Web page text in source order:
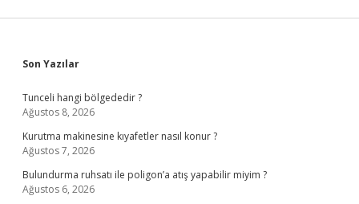
Sidebar
Son Yazılar
Tunceli hangi bölgededir ?
Ağustos 8, 2026
Kurutma makinesine kıyafetler nasıl konur ?
Ağustos 7, 2026
Bulundurma ruhsatı ile poligon’a atış yapabilir miyim ?
Ağustos 6, 2026